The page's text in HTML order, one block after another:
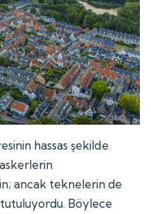
hassas şekilde
ancak teknelerin de
Böylece